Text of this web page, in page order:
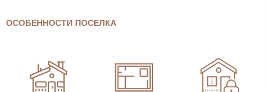
ОСОБЕННОСТИ ПОСЕЛКА